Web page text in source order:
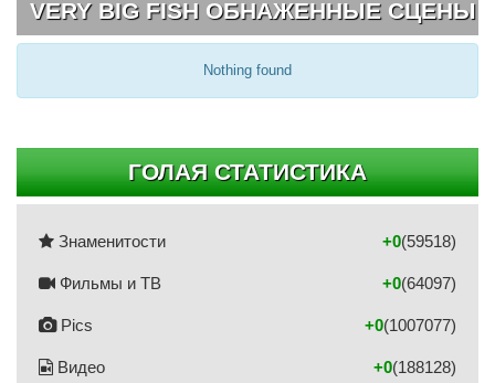
VERY BIG FISH ОБНАЖЕННЫЕ СЦЕНЫ
Nothing found
ГОЛАЯ СТАТИСТИКА
Знаменитости (59518)
+0
Фильмы и ТВ (64097)
+0
Pics (1007077)
+0
Видео (188128)
+0